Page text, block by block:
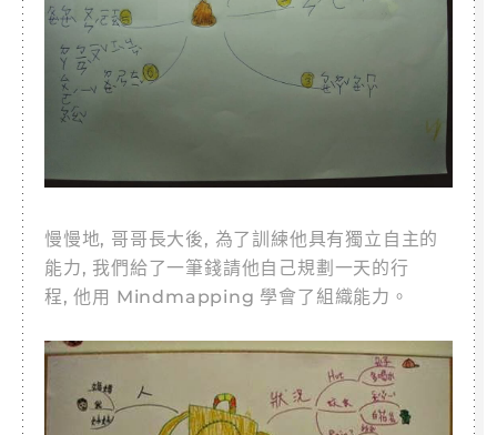
慢慢地, 哥哥長大後, 為了訓練他具有獨立自主的
能力, 我們給了一筆錢請他自己規劃一天的行
程, 他用 Mindmapping 學會了組織能力。